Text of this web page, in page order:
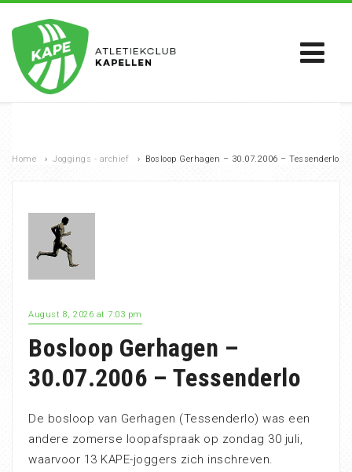
Home › Joggings - archief › Bosloop Gerhagen – 30.07.2006 – Tessenderlo
August 8, 2026 at 7:03 pm
Bosloop Gerhagen –
30.07.2006 – Tessenderlo
De bosloop van Gerhagen (Tessenderlo) was een
andere zomerse loopafspraak op zondag 30 juli,
waarvoor 13 KAPE-joggers zich inschreven.